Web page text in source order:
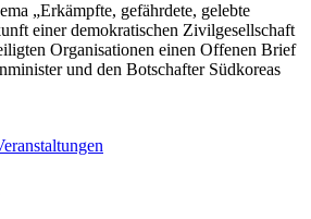
„Erkämpfte, gefährdete, gelebte
einer demokratischen Zivilgesellschaft
Organisationen einen Offenen Brief
und den Botschafter Südkoreas